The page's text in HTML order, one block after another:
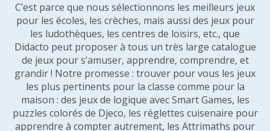
C’est parce que nous sélectionnons les meilleurs jeux
pour les écoles, les crèches, mais aussi des jeux pour
les ludothèques, les centres de loisirs, etc., que
Didacto peut proposer à tous un très large catalogue
de jeux pour s’amuser, apprendre, comprendre, et
grandir ! Notre promesse : trouver pour vous les jeux
les plus pertinents pour la classe comme pour la
maison : des jeux de logique avec Smart Games, les
puzzles colorés de Djeco, les réglettes cuisenaire pour
apprendre à compter autrement, les Attrimaths pour